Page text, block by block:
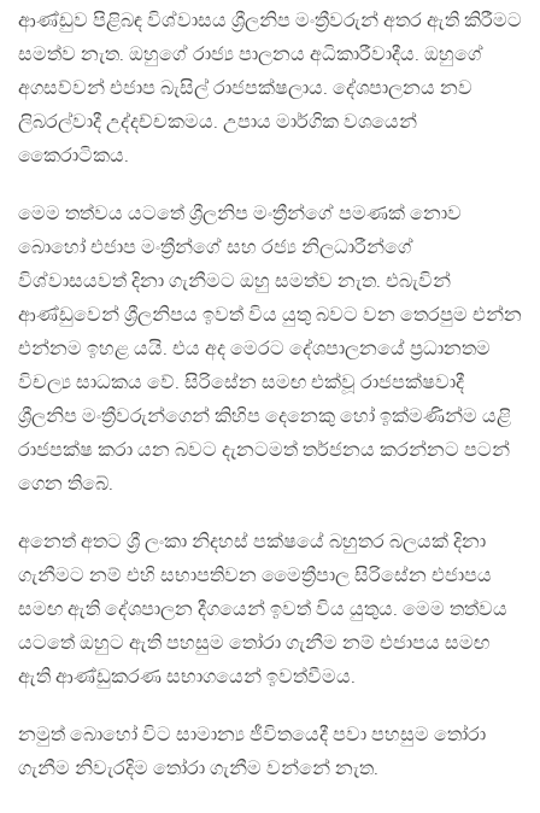
ආණ්ඩුව පිළිබඳ විශ්වාසය ශ්‍රීලනිප මංත්‍රීවරුන් අතර ඇති කිරීමට
සමත්ව නැත. ඔහුගේ රාජ්‍ය පාලනය අධිකාරීවාදීය. ඔහුගේ
අගසව්වන් එජාප බැසිල් රාජපක්ෂලාය. දේශපාලනය නව
ලිබරල්වාදී උද්දච්චකමය. උපාය මාර්ගික වශයෙන්
කෛරාටිකය.
මෙම තත්වය යටතේ ශ්‍රීලනිප මංත්‍රීන්ගේ පමණක් නොව
බොහෝ එජාප මංත්‍රීන්ගේ සහ රජ්‍ය නිලධාරීන්ගේ
විශ්වාසයවත් දිනා ගැනීමට ඔහු සමත්ව නැත. එබැවින්
ආණ්ඩුවෙන් ශ්‍රීලනිපය ඉවත් විය යුතු බවට වන තෙරපුම එන්න
එන්නම ඉහළ යයි. එය අද මෙරට දේශපාලනයේ ප්‍රධානතම
විචල්‍ය සාධකය වේ. සිරිසේන සමඟ එක්වූ රාජපක්ෂවාදී
ශ්‍රීලනිප මංත්‍රීවරුන්ගෙන් කිහිප දෙනෙකු හෝ ඉක්මණින්ම යළි
රාජපක්ෂ කරා යන බවට දැනටමත් තර්ජනය කරන්නට පටන්
ගෙන තිබේ.
අනෙත් අතට ශ්‍රී ලංකා නිදහස් පක්ෂයේ බහුතර බලයක් දිනා
ගැනීමට නම් එහි සභාපතිවන මෛත්‍රීපාල සිරිසේන එජාපය
සමඟ ඇති දේශපාලන දීගයෙන් ඉවත් විය යුතුය. මෙම තත්වය
යටතේ ඔහුට ඇති පහසුම තෝරා ගැනීම නම් එජාපය සමඟ
ඇති ආණ්ඩුකරණ සභාගයෙන් ඉවත්වීමය.
නමුත් බොහෝ විට සාමාන්‍ය ජීවිතයෙදී පවා පහසුම තෝරා
ගැනීම නිවැරදිම තෝරා ගැනීම වන්නේ නැත.